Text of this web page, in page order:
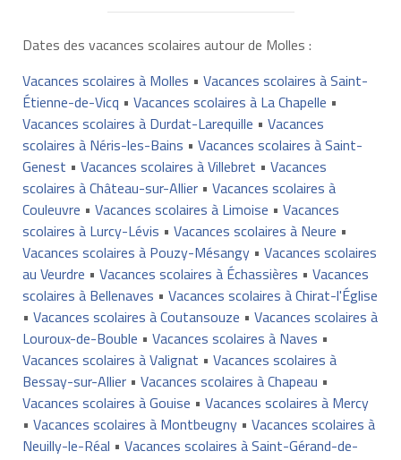
Dates des vacances scolaires autour de Molles :
Vacances scolaires à Molles • Vacances scolaires à Saint-
Étienne-de-Vicq • Vacances scolaires à La Chapelle •
Vacances scolaires à Durdat-Larequille • Vacances
scolaires à Néris-les-Bains • Vacances scolaires à Saint-
Genest • Vacances scolaires à Villebret • Vacances
scolaires à Château-sur-Allier• Vacances scolaires à
Couleuvre • Vacances scolaires à Limoise • Vacances
scolaires à Lurcy-Lévis • Vacances scolaires à Neure •
Vacances scolaires à Pouzy-Mésangy• Vacances scolaires
au Veurdre • Vacances scolaires à Échassières • Vacances
scolaires à Bellenaves • Vacances scolaires à Chirat-l'Église
• Vacances scolaires à Coutansouze • Vacances scolaires à
Louroux-de-Bouble • Vacances scolaires à Naves •
Vacances scolaires à Valignat • Vacances scolaires à
Bessay-sur-Allier• Vacances scolaires à Chapeau •
Vacances scolaires à Gouise • Vacances scolaires à Mercy
• Vacances scolaires à Montbeugny• Vacances scolaires à
Neuilly-le-Réal • Vacances scolaires à Saint-Gérand-de-